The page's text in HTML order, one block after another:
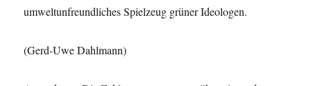
umweltunfreundliches Spielzeug grüner Ideologen.
(Gerd-Uwe Dahlmann)